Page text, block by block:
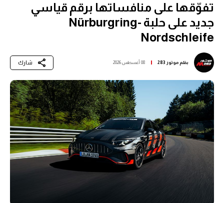
تفوّقها على منافساتها برقم قياسي
جديد على حلبة Nürburgring-
Nordschleife
بقلمموتور 283 08 أغسطس 2026 شارك